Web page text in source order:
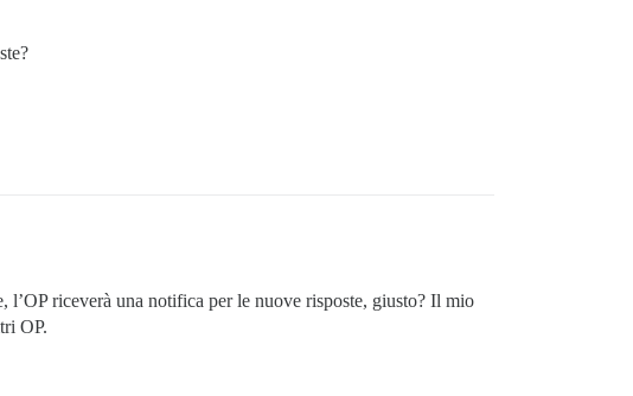
riceverà una notifica per le nuove risposte, giusto? Il mio
OP.